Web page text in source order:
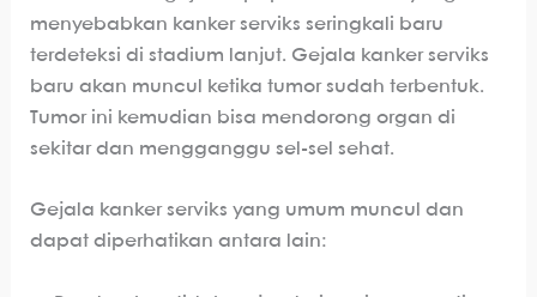
menyebabkan kanker serviks seringkali baru
terdeteksi di stadium lanjut. Gejala kanker serviks
baru akan muncul ketika tumor sudah terbentuk.
Tumor ini kemudian bisa mendorong organ di
sekitar dan mengganggu sel-sel sehat.
Gejala kanker serviks yang umum muncul dan
dapat diperhatikan antara lain: